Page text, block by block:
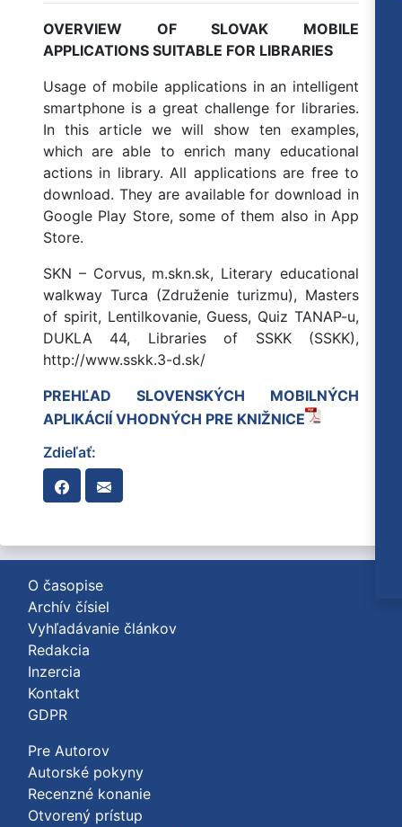
OVERVIEW OF SLOVAK MOBILE
APPLICATIONS SUITABLE FOR LIBRARIES
Usage of mobile applications in an intelligent
smartphone is a great challenge for libraries.
In this article we will show ten examples,
which are able to enrich many educational
actions in library. All applications are free to
download. They are available for download in
Google Play Store, some of them also in App
Store.
SKN – Corvus, m.skn.sk, Literary educational
walkway Turca (Združenie turizmu), Masters
of spirit, Lentilkovanie, Guess, Quiz TANAP-u,
DUKLA 44, Libraries of SSKK (SSKK),
http://www.sskk.3-d.sk/
PREHĽAD SLOVENSKÝCH MOBILNÝCH
APLIKÁCIÍ VHODNÝCH PRE KNIŽNICE
Zdieľať:
O časopise
Archív čísiel
Vyhľadávanie článkov
Redakcia
Inzercia
Kontakt
GDPR
Pre Autorov
Autorské pokyny
Recenzné konanie
Otvorený prístup